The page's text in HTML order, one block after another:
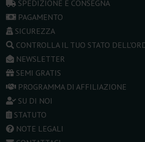
SPEDIZIONE E CONSEGNA
PAGAMENTO
SICUREZZA
CONTROLLA IL TUO STATO
NEWSLETTER
SEMI GRATIS
PROGRAMMA DI AFFILIAZIONE
SU DI NOI
STATUTO
NOTE LEGALI